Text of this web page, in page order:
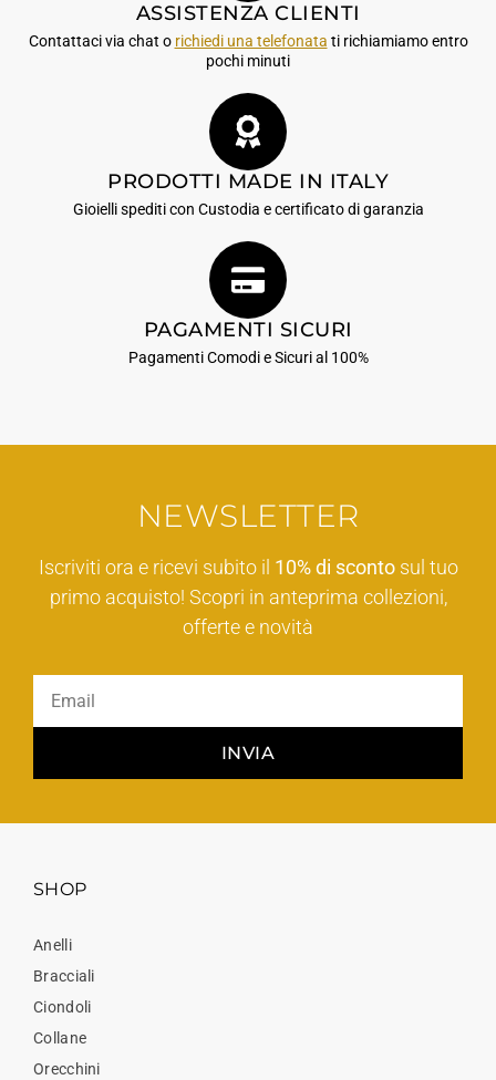
ASSISTENZA CLIENTI
Contattaci via chat o richiedi una telefonata ti richiamiamo entro
pochi minuti
PRODOTTI MADE IN ITALY
Gioielli spediti con Custodia e certificato di garanzia
PAGAMENTI SICURI
Pagamenti Comodi e Sicuri al 100%
NEWSLETTER
Iscriviti ora e ricevi subito il 10% di scontosul tuo
primo acquisto! Scopri in anteprima collezioni,
offerte e novità
INVIA
SHOP
Anelli
Bracciali
Ciondoli
Collane
Orecchini